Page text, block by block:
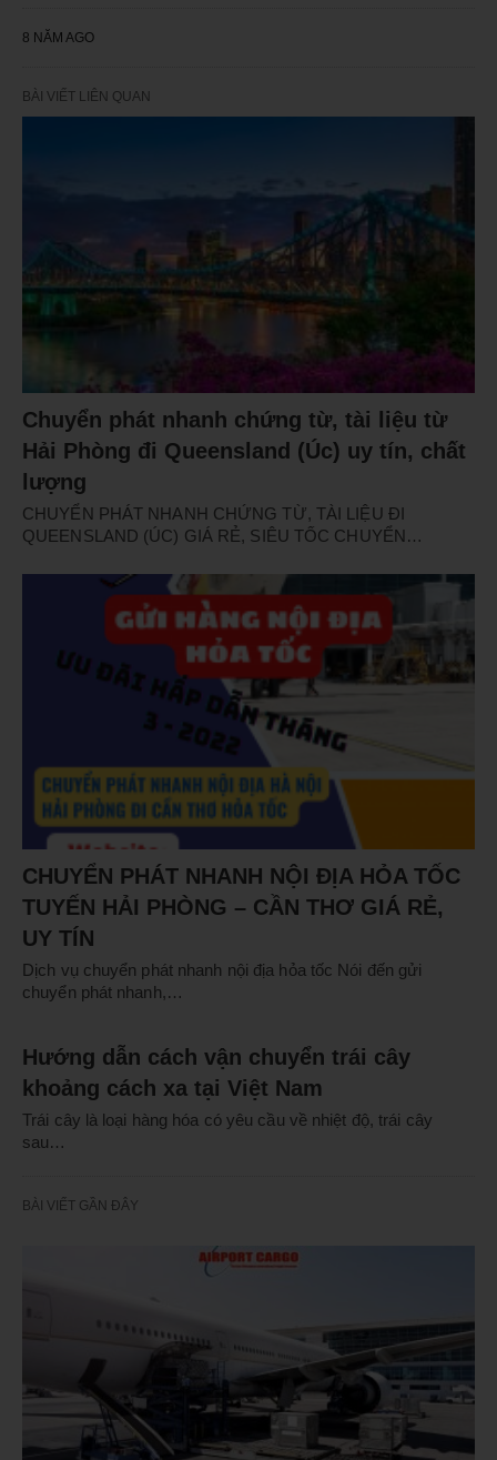
8 NĂM AGO
BÀI VIẾT LIÊN QUAN
Chuyển phát nhanh chứng từ, tài liệu từ
Hải Phòng đi Queensland (Úc) uy tín, chất
lượng
CHUYỂN PHÁT NHANH CHỨNG TỪ, TÀI LIỆU ĐI
QUEENSLAND (ÚC) GIÁ RẺ, SIÊU TỐC CHUYỂN…
CHUYỂN PHÁT NHANH NỘI ĐỊA HỎA TỐC
TUYẾN HẢI PHÒNG – CẦN THƠ GIÁ RẺ,
UY TÍN
Dịch vụ chuyển phát nhanh nội địa hỏa tốc Nói đến gửi
chuyển phát nhanh,…
Hướng dẫn cách vận chuyển trái cây
khoảng cách xa tại Việt Nam
Trái cây là loại hàng hóa có yêu cầu về nhiệt độ, trái cây
sau…
BÀI VIẾT GẦN ĐÂY